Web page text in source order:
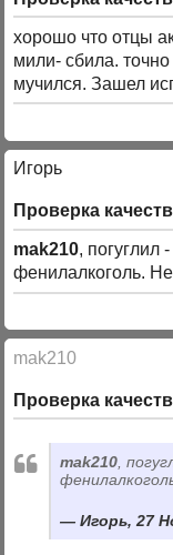
хорошо что отцы
мили- сбила.
мучился. Зашел
Игорь
Проверка
mak210, погуглил
фенилалкоголь.
mak210
Проверка
mak210 ,
Игорь, 27